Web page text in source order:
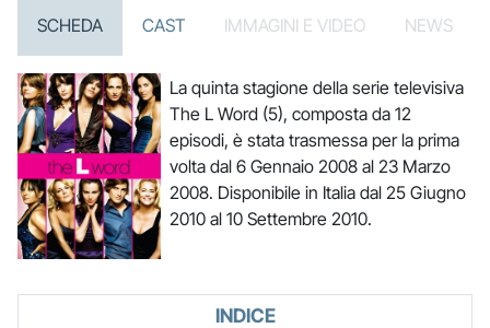
SCHEDA CAST IMMAGINI E VIDEO NEWS
La quinta stagione della serie televisiva
The L Word (5), composta da 12
episodi, è stata trasmessa per la prima
volta dal 6 Gennaio 2008 al 23 Marzo
2008. Disponibile in Italia dal 25 Giugno
2010 al 10 Settembre 2010.
INDICE